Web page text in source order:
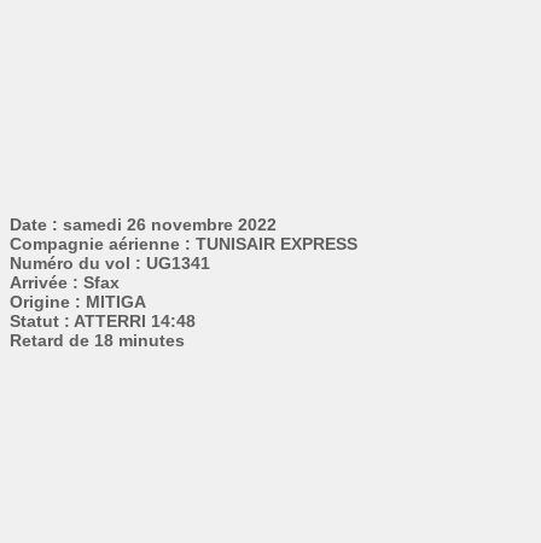
Date : samedi 26 novembre 2022
Compagnie aérienne : TUNISAIR EXPRESS
Numéro du vol : UG1341
Arrivée : Sfax
Origine : MITIGA
Statut : ATTERRI 14:48
Retard de 18 minutes